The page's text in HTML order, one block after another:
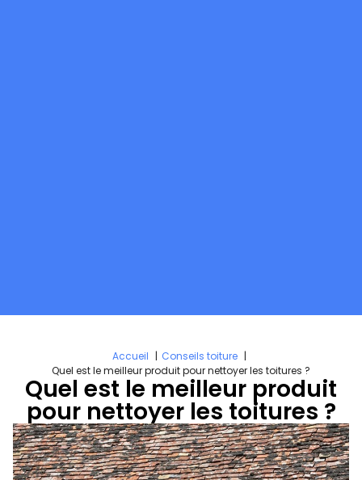
Accueil
Conseils toiture
Quel est le meilleur produit pour nettoyer les toitures ?
Quel est le meilleur produit
pour nettoyer les toitures ?